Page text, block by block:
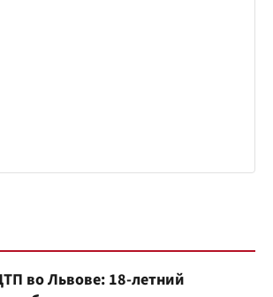
во Львове: 18-летний